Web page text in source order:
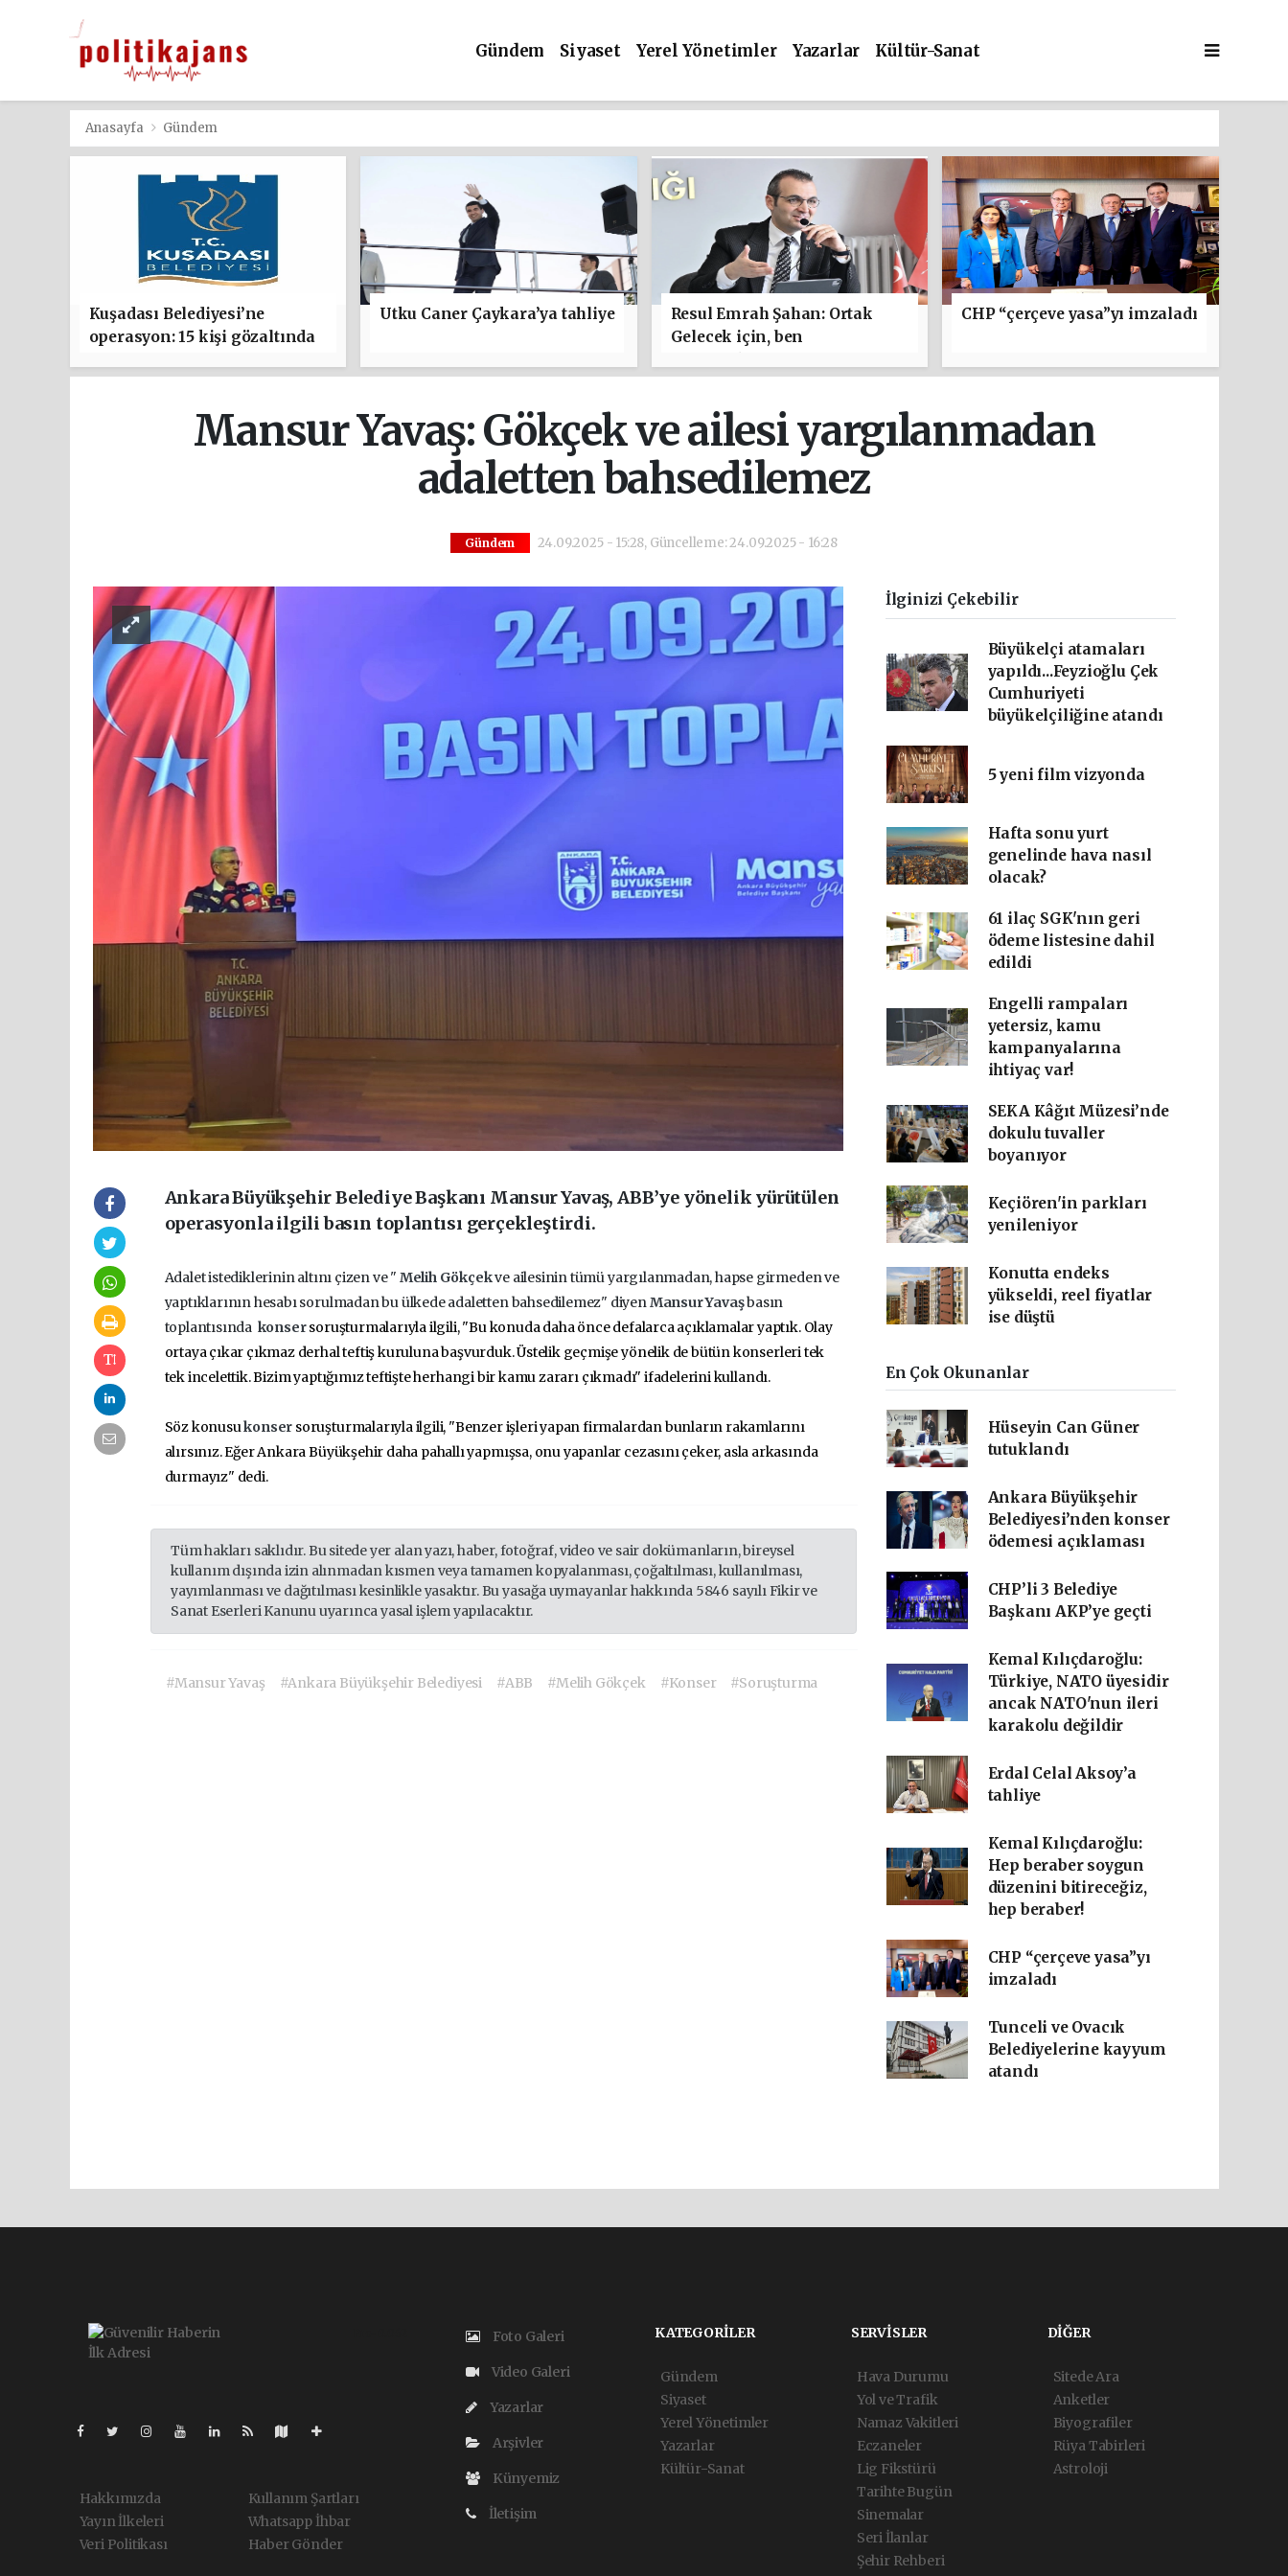
Gündem Siyaset Yerel Yönetimler Yazarlar Kültür-Sanat
Anasayfa Gündem
Kuşadası Belediyesi’ne
operasyon: 15 kişi gözaltında
Utku Caner Çaykara’ya tahliye
Resul Emrah Şahan: Ortak
Gelecek için, ben
CHP “çerçeve yasa”yı imzaladı
Mansur Yavaş: Gökçek ve ailesi yargılanmadan
adaletten bahsedilemez
Gündem 24.09.2025 - 15:28, Güncelleme: 24.09.2025 - 16:28
Ankara Büyükşehir Belediye Başkanı Mansur Yavaş, ABB’ye yönelik yürütülen
operasyonla ilgili basın toplantısı gerçekleştirdi.
Adalet istediklerinin altını çizen ve " Melih Gökçekve ailesinin tümü yargılanmadan, hapse girmeden ve
yaptıklarının hesabı sorulmadan bu ülkede adaletten bahsedilemez" diyenMansur Yavaşbasın
toplantısında konsersoruşturmalarıyla ilgili, "Bu konuda daha önce defalarca açıklamalar yaptık. Olay
ortaya çıkar çıkmaz derhal teftiş kurulunabaşvurduk. Üstelik geçmişe yönelik debütün konserleri tek
tek incelettik.Bizim yaptığımız teftişte herhangi bir kamuzararı çıkmadı" ifadelerini kullandı.
Söz konusukonser soruşturmalarıyla ilgili, "Benzer işleri yapan firmalardan bunların rakamlarını
alırsınız. Eğer Ankara Büyükşehir daha pahallı yapmışsa, onu yapanlar cezasını çeker, asla arkasında
durmayız" dedi.
Tüm hakları saklıdır. Bu sitede yer alan yazı, haber, fotoğraf, video ve sair dokümanların, bireysel
kullanım dışında izin alınmadan kısmen veya tamamen kopyalanması, çoğaltılması, kullanılması,
yayımlanması ve dağıtılması kesinlikle yasaktır. Bu yasağa uymayanlar hakkında 5846 sayılı Fikir ve
Sanat Eserleri Kanunu uyarınca yasal işlem yapılacaktır.
#Mansur Yavaş #Ankara Büyükşehir Belediyesi #ABB #Melih Gökçek #Konser #Soruşturma
İlginizi Çekebilir
Büyükelçi atamaları
yapıldı...Feyzioğlu Çek
Cumhuriyeti
büyükelçiliğine atandı
5 yeni film vizyonda
Hafta sonu yurt
genelinde hava nasıl
olacak?
61 ilaç SGK'nın geri
ödeme listesine dahil
edildi
Engelli rampaları
yetersiz, kamu
kampanyalarına
ihtiyaç var!
SEKA Kâğıt Müzesi’nde
dokulu tuvaller
boyanıyor
Keçiören'in parkları
yenileniyor
Konutta endeks
yükseldi, reel fiyatlar
ise düştü
En Çok Okunanlar
Hüseyin Can Güner
tutuklandı
Ankara Büyükşehir
Belediyesi’nden konser
ödemesi açıklaması
CHP’li 3 Belediye
Başkanı AKP’ye geçti
Kemal Kılıçdaroğlu:
Türkiye, NATO üyesidir
ancak NATO'nun ileri
karakolu değildir
Erdal Celal Aksoy’a
tahliye
Kemal Kılıçdaroğlu:
Hep beraber soygun
düzenini bitireceğiz,
hep beraber!
CHP “çerçeve yasa”yı
imzaladı
Tunceli ve Ovacık
Belediyelerine kayyum
atandı
Hakkımızda
Yayın İlkeleri
Veri Politikası
Kullanım Şartları
Whatsapp İhbar
Haber Gönder
Foto Galeri
Video Galeri
Yazarlar
Arşivler
Künyemiz
İletişim
KATEGORİLER
Gündem
Siyaset
Yerel Yönetimler
Yazarlar
Kültür-Sanat
SERVİSLER
Hava Durumu
Yol ve Trafik
Namaz Vakitleri
Eczaneler
Lig Fikstürü
Tarihte Bugün
Sinemalar
Seri İlanlar
Şehir Rehberi
DİĞER
Sitede Ara
Anketler
Biyografiler
Rüya Tabirleri
Astroloji